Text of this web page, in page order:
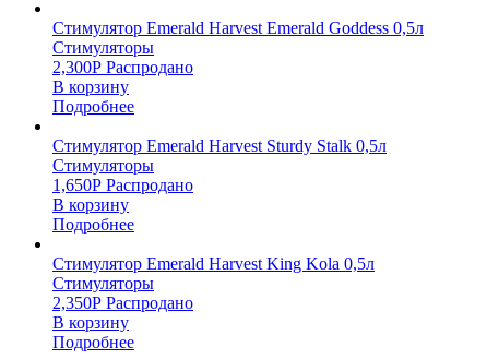
Стимулятор Emerald Harvest Emerald Goddess 0,5л
Стимуляторы
2,300Р Распродано
В корзину
Подробнее
Стимулятор Emerald Harvest Sturdy Stalk 0,5л
Стимуляторы
1,650Р Распродано
В корзину
Подробнее
Стимулятор Emerald Harvest King Kola 0,5л
Стимуляторы
2,350Р Распродано
В корзину
Подробнее